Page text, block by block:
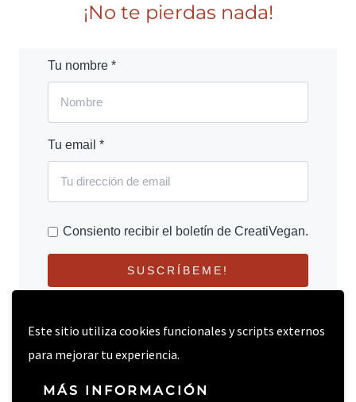
Este sitio utiliza cookies funcionales y scripts externos
para mejorar tu experiencia.
MÁS INFORMACIÓN
¡No te pierdas nada!
Tu nombre *
Tu email *
Consiento recibir el boletín de CreatiVegan.
SUSCRÍBEME!